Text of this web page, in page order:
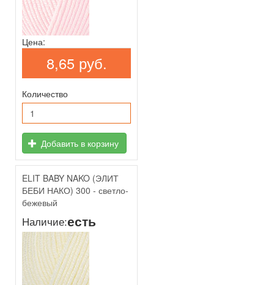
Цена:
8,65 руб.
Количество
Добавить в корзину
ELIT BABY NAKO (ЭЛИТ
БЕБИ НАКО) 300 - светло-
бежевый
Наличие:есть